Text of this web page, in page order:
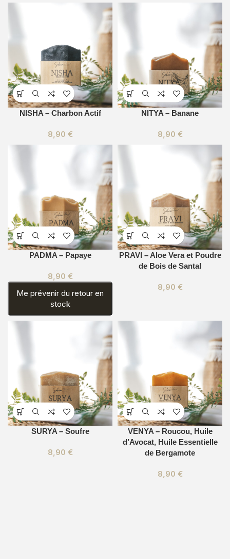
NISHA – Charbon Actif
8,90 €
NITYA – Banane
8,90 €
PADMA – Papaye
8,90 €
Me prévenir du retour en
stock
PRAVI – Aloe Vera et Poudre
de Bois de Santal
8,90 €
SURYA – Soufre
8,90 €
VENYA – Roucou, Huile
d’Avocat, Huile Essentielle
de Bergamote
8,90 €